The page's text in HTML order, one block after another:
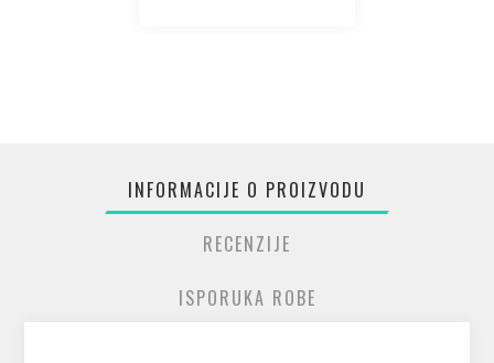
INFORMACIJE O PROIZVODU
RECENZIJE
ISPORUKA ROBE